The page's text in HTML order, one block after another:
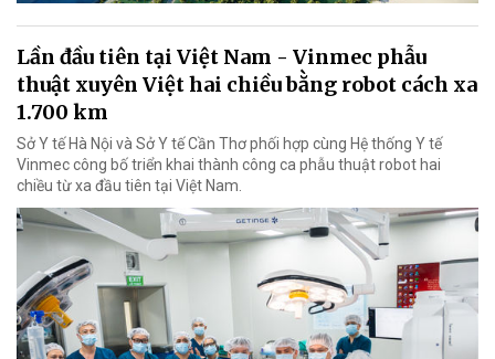
Lần đầu tiên tại Việt Nam - Vinmec phẫu
thuật xuyên Việt hai chiều bằng robot cách xa
1.700 km
Sở Y tế Hà Nội và Sở Y tế Cần Thơ phối hợp cùng Hệ thống Y tế
Vinmec công bố triển khai thành công ca phẫu thuật robot hai
chiều từ xa đầu tiên tại Việt Nam.